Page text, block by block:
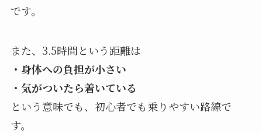
です。
また、3.5時間という距離は
・身体への負担が小さい
・気がついたら着いている
という意味でも、初心者でも乗りやすい路線で
す。